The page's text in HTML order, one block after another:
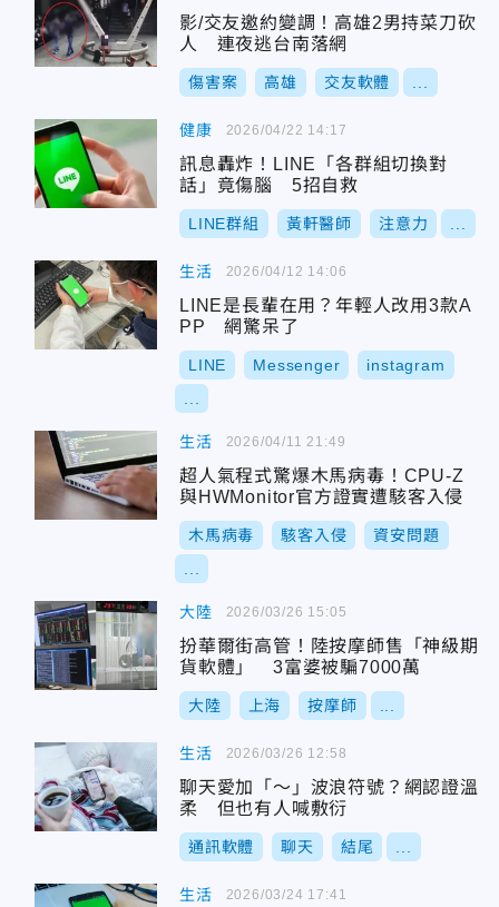
影/交友邀約變調！高雄2男持菜刀砍
人 連夜逃台南落網
傷害案 高雄 交友軟體
健康
訊息轟炸！LINE「各群組切換對
話」竟傷腦 5招自救
LINE群組 黃軒醫師 注意力
2026/04/22 14:17
生活
LINE是長輩在用？年輕人改用3款A
PP 網驚呆了
LINE Messenger instagram
2026/04/12 14:06
生活
超人氣程式驚爆木馬病毒！CPU-Z
與HWMonitor官方證實遭駭客入侵
木馬病毒 駭客入侵 資安問題
2026/04/11 21:49
大陸
扮華爾街高管！陸按摩師售「神級期
貨軟體」 3富婆被騙7000萬
大陸 上海 按摩師
2026/03/26 15:05
生活
聊天愛加「～」波浪符號？網認證溫
柔 但也有人喊敷衍
通訊軟體 聊天 結尾
2026/03/26 12:58
生活 2026/03/24 17:41